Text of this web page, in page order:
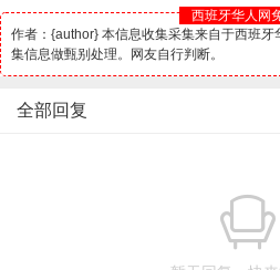
西班牙华人网
作者：{author} 本信息收集采集来自于西班牙
集信息做甄别处理。网友自行判断。
全部回复